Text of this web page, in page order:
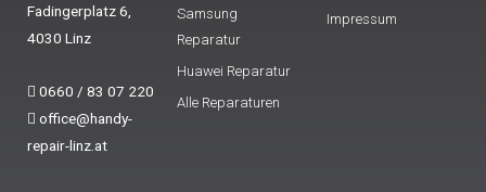
Fadingerplatz 6,
4030 Linz
0660 / 83 07 220
office@handy-
repair-linz.at
Samsung
Reparatur
Huawei Reparatur
Alle Reparaturen
Impressum